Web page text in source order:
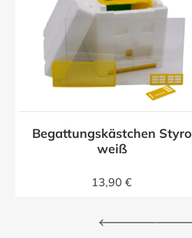
Begattungskästchen Styro
weiß
13,90 €